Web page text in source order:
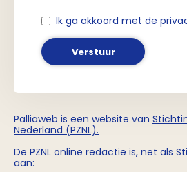
Ik ga akkoord met de
Verstuur
Palliaweb is een website van
Nederland (PZNL).
De PZNL online redactie is, net als
aan: